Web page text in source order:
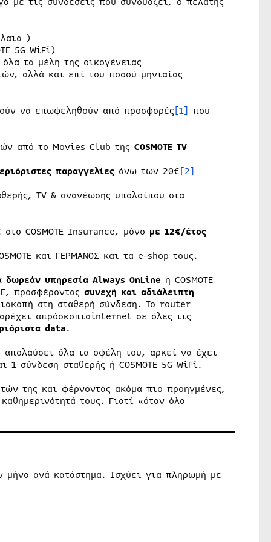
)
5G WiFi)
τα μέλη της οικογένειας
αλλά και επί του ποσού μηνιαίας
να επωφεληθούν από προσφορές[1] που
από το Movies Club της COSMOTE TV
παραγγελίεςάνω των 20€[2]
TV & ανανέωσης υπολοίπου στα
COSMOTE Insurance, μόνο με 12€/έτος
και ΓΕΡΜΑΝΟΣ και τα e-shop τους.
δωρεάν υπηρεσία Always OnLine η COSMOTE
προσφέροντας συνεχή και αδιάλειπτη
στη σταθερή σύνδεση. Το router
απρόσκοπταinternet σε όλες τις
data.
απολαύσει όλα τα οφέλη του, αρκεί να έχει
σύνδεση σταθερής ή COSMOTE 5G WiFi.
της και φέρνοντας ακόμα πιο προηγμένες,
τους. Γιατί «όταν όλα
ανά κατάστημα. Ισχύει για πληρωμή με